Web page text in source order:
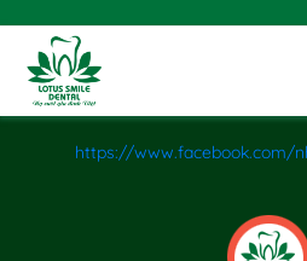
https://www.facebook.com/